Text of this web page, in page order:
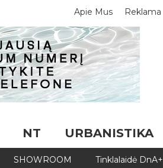
Apie Mus Reklama
NT URBANISTIKA
SHOWROOM Tinklalaidė DnA+